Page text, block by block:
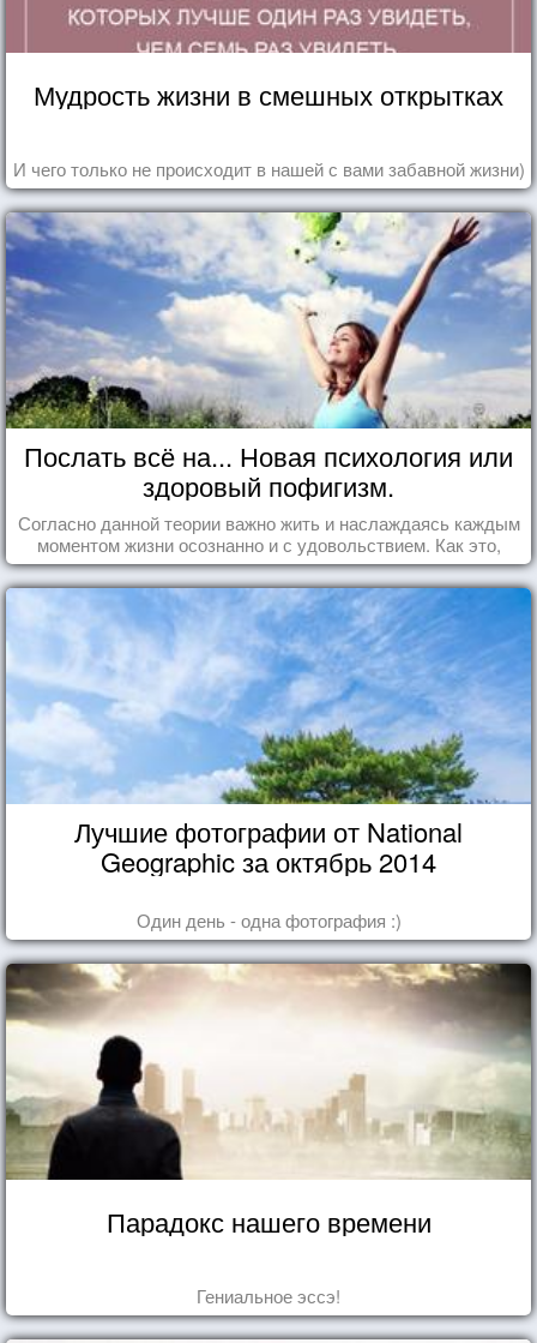
Мудрость жизни в смешных открытках
И чего только не происходит в нашей с вами забавной жизни)
Послать всё на... Новая психология или
здоровый пофигизм.
Согласно данной теории важно жить и наслаждаясь каждым
моментом жизни осознанно и с удовольствием. Как это,
попробуем разобраться на реальных примерах.
Лучшие фотографии от National
Geographic за октябрь 2014
Один день - одна фотография :)
Парадокс нашего времени
Гениальное эссэ!